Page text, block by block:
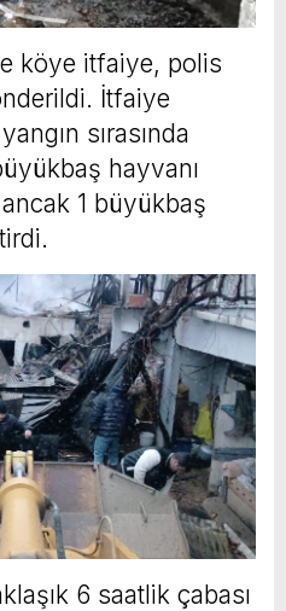
köye itfaiye, polis
İtfaiye
sırasında
hayvanı
1 büyükbaş
6 saatlik çabası